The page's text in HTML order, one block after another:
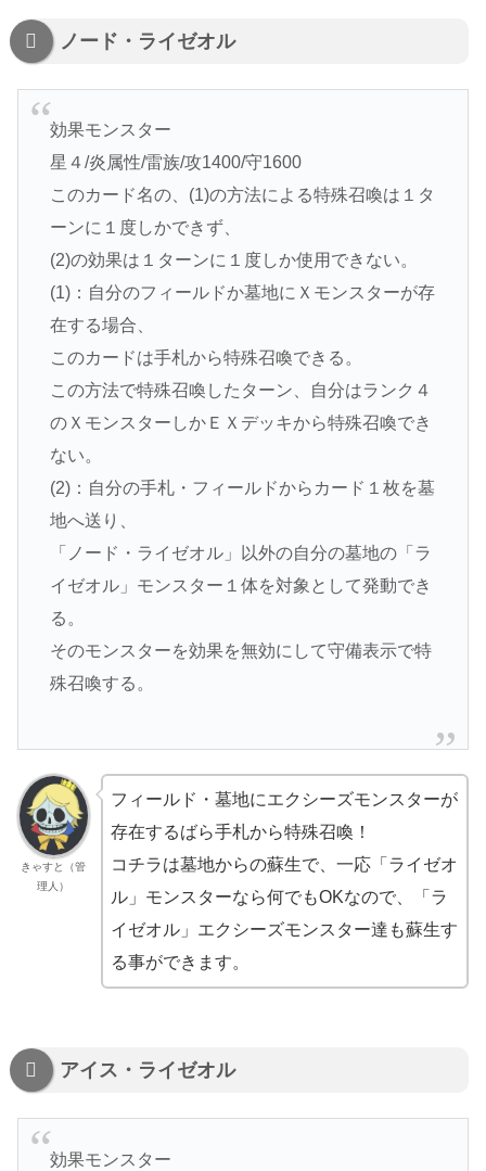
ノード・ライゼオル
効果モンスター
星４/炎属性/雷族/攻1400/守1600
このカード名の、(1)の方法による特殊召喚は１タ
ーンに１度しかできず、
(2)の効果は１ターンに１度しか使用できない。
(1)：自分のフィールドか墓地にＸモンスターが存
在する場合、
このカードは手札から特殊召喚できる。
この方法で特殊召喚したターン、自分はランク４
のＸモンスターしかＥＸデッキから特殊召喚でき
ない。
(2)：自分の手札・フィールドからカード１枚を墓
地へ送り、
「ノード・ライゼオル」以外の自分の墓地の「ラ
イゼオル」モンスター１体を対象として発動でき
る。
そのモンスターを効果を無効にして守備表示で特
殊召喚する。
きゃすと（管
理人）
フィールド・墓地にエクシーズモンスターが
存在するばら手札から特殊召喚！
コチラは墓地からの蘇生で、一応「ライゼオ
ル」モンスターなら何でもOKなので、「ラ
イゼオル」エクシーズモンスター達も蘇生す
る事ができます。
アイス・ライゼオル
効果モンスター